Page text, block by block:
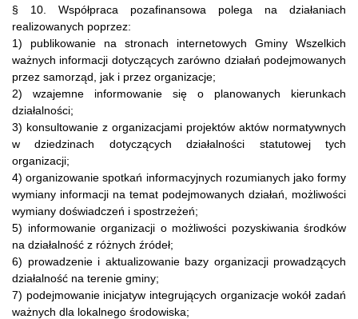
§ 10. Współpraca pozafinansowa polega na działaniach
realizowanych poprzez:
1) publikowanie na stronach internetowych Gminy Wszelkich
ważnych informacji dotyczących zarówno działań podejmowanych
przez samorząd, jak i przez organizacje;
2) wzajemne informowanie się o planowanych kierunkach
działalności;
3) konsultowanie z organizacjami projektów aktów normatywnych
w dziedzinach dotyczących działalności statutowej tych
organizacji;
4) organizowanie spotkań informacyjnych rozumianych jako formy
wymiany informacji na temat podejmowanych działań, możliwości
wymiany doświadczeń i spostrzeżeń;
5) informowanie organizacji o możliwości pozyskiwania środków
na działalność z różnych źródeł;
6) prowadzenie i aktualizowanie bazy organizacji prowadzących
działalność na terenie gminy;
7) podejmowanie inicjatyw integrujących organizacje wokół zadań
ważnych dla lokalnego środowiska;